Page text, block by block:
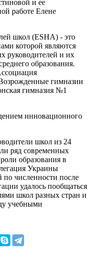
и ее
работе Елене
школ (ESHA) - это
которой являются
руководителей и их
образования.
гимназии
гимназия №1
инновационного
школ из 24
ряд современных
образования в
Украины
по численности после
удалось пообщаться
школ разных стран и
учебными